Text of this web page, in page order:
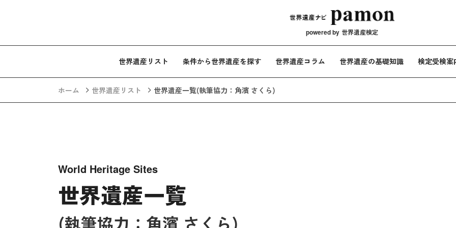
メインナビゲ
powered by 世界遺産検定
世界遺産リスト 条件から世界遺産を探す 世界遺産コラム 世界遺産の基礎知識 検定受検案
ホーム 世界遺産リスト 世界遺産一覧(執筆協力：角濱 さくら)
World Heritage Sites
世界遺産一覧
(執筆協力：角濱 さくら)